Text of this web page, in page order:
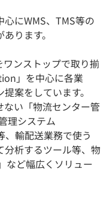
にWMS、TMS等の
ります。
ンストップで取り揃
」を中心に各業
案をしています。
ない「物流センター管
理システム
、輸配送業務で使う
分析するツール等、物
など幅広くソリュー